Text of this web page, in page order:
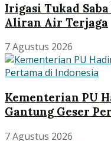
Irigasi Tukad
Aliran Air Terjaga
7 Agustus 2026
Kementerian PU
Gantung Geser
7 Agustus 2026